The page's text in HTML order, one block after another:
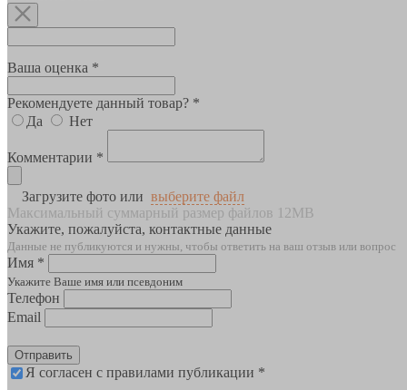
Ваша оценка *
Рекомендуете данный товар? *
Да
Нет
Комментарии *
Загрузите фото или выберите файл
Максимальный суммарный размер файлов 12MB
Укажите, пожалуйста, контактные данные
Данные не публикуются и нужны, чтобы ответить на ваш отзыв или вопрос
Имя *
Укажите Ваше имя или псевдоним
Телефон
Email
Отправить
Я согласен с правилами публикации *